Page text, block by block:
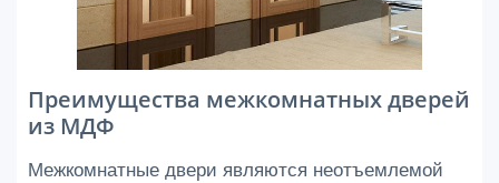
Преимущества межкомнатных дверей
из МДФ
Межкомнатные двери являются неотъемлемой